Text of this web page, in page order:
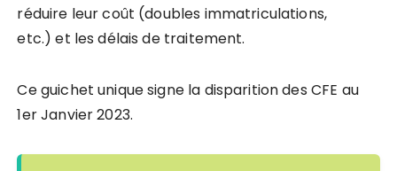
réduire leur coût (doubles immatriculations,
etc.) et les délais de traitement.
Ce guichet unique signe la disparition des CFE au
1er Janvier 2023.